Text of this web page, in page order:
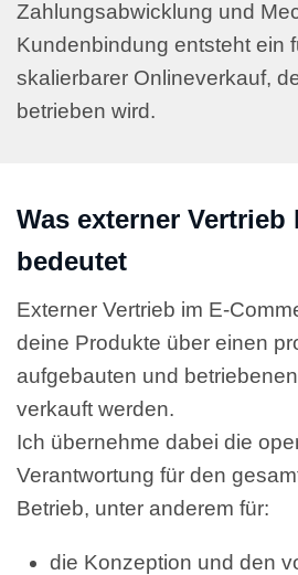
Zahlungsabwicklung und
Kundenbindung entsteht ein
skalierbarer Onlineverkauf,
betrieben wird.
Was externer
bedeutet
Externer Vertrieb im E-
deine Produkte über einen
aufgebauten und
verkauft werden.
Ich übernehme dabei die
Verantwortung für den
Betrieb, unter anderem für:
die Konzeption und den